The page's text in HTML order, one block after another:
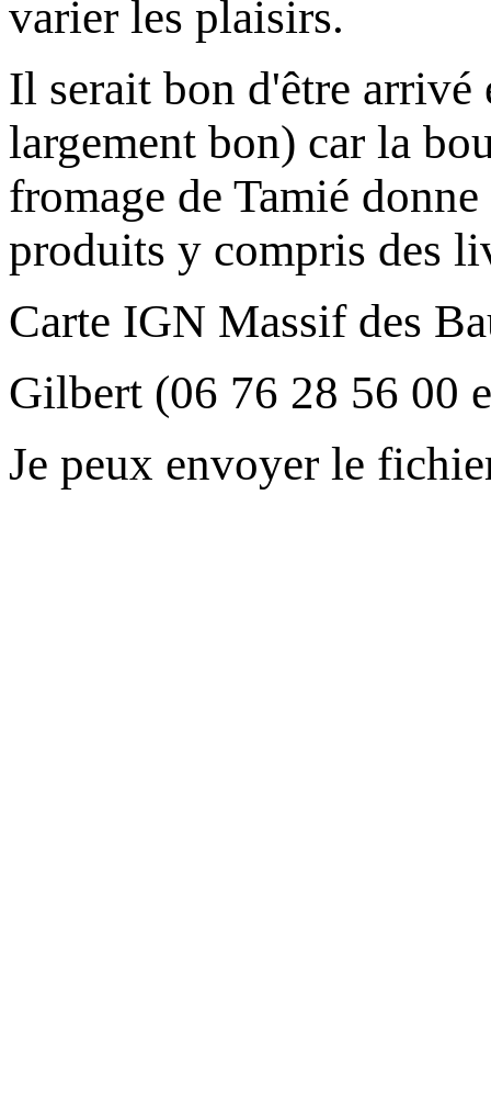
varier les plaisirs.
Il serait bon d'être arrivé
largement bon) car la
fromage de Tamié
produits y compris des
Carte IGN Massif des
Gilbert (06 76 28 56 00
Je peux envoyer le